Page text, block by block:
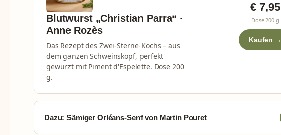
Blutwurst „Christian Parra“ ·
Anne Rozès
Das Rezept des Zwei-Sterne-Kochs – aus
dem ganzen Schweinskopf, perfekt
gewürzt mit Piment d'Espelette. Dose 200
g.
€ 7,95
Dose 200 g
Kaufen →
Dazu: Sämiger Orléans-Senf von Martin Pouret